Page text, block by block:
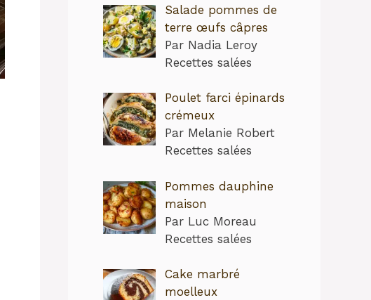
Salade pommes de
terre œufs câpres
Par Nadia Leroy
Recettes salées
Poulet farci épinards
crémeux
Par Melanie Robert
Recettes salées
Pommes dauphine
maison
Par Luc Moreau
Recettes salées
Cake marbré
moelleux